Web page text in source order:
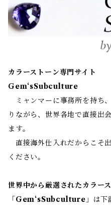
カラーストーン専門サイト
Gem‘sSubculture
ミャンマーに事務所を持ち
りながら、世界各地で直接出
ます。
直接海外仕入れだからこそ
ください。
世界中から厳選されたカラー
「Gem‘sSubculture 」は下